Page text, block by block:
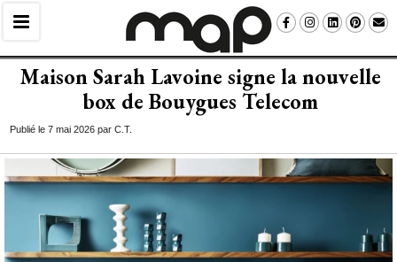
Maison Sarah Lavoine signe la nouvelle
box de Bouygues Telecom
Publié le 7 mai 2026 par C.T.